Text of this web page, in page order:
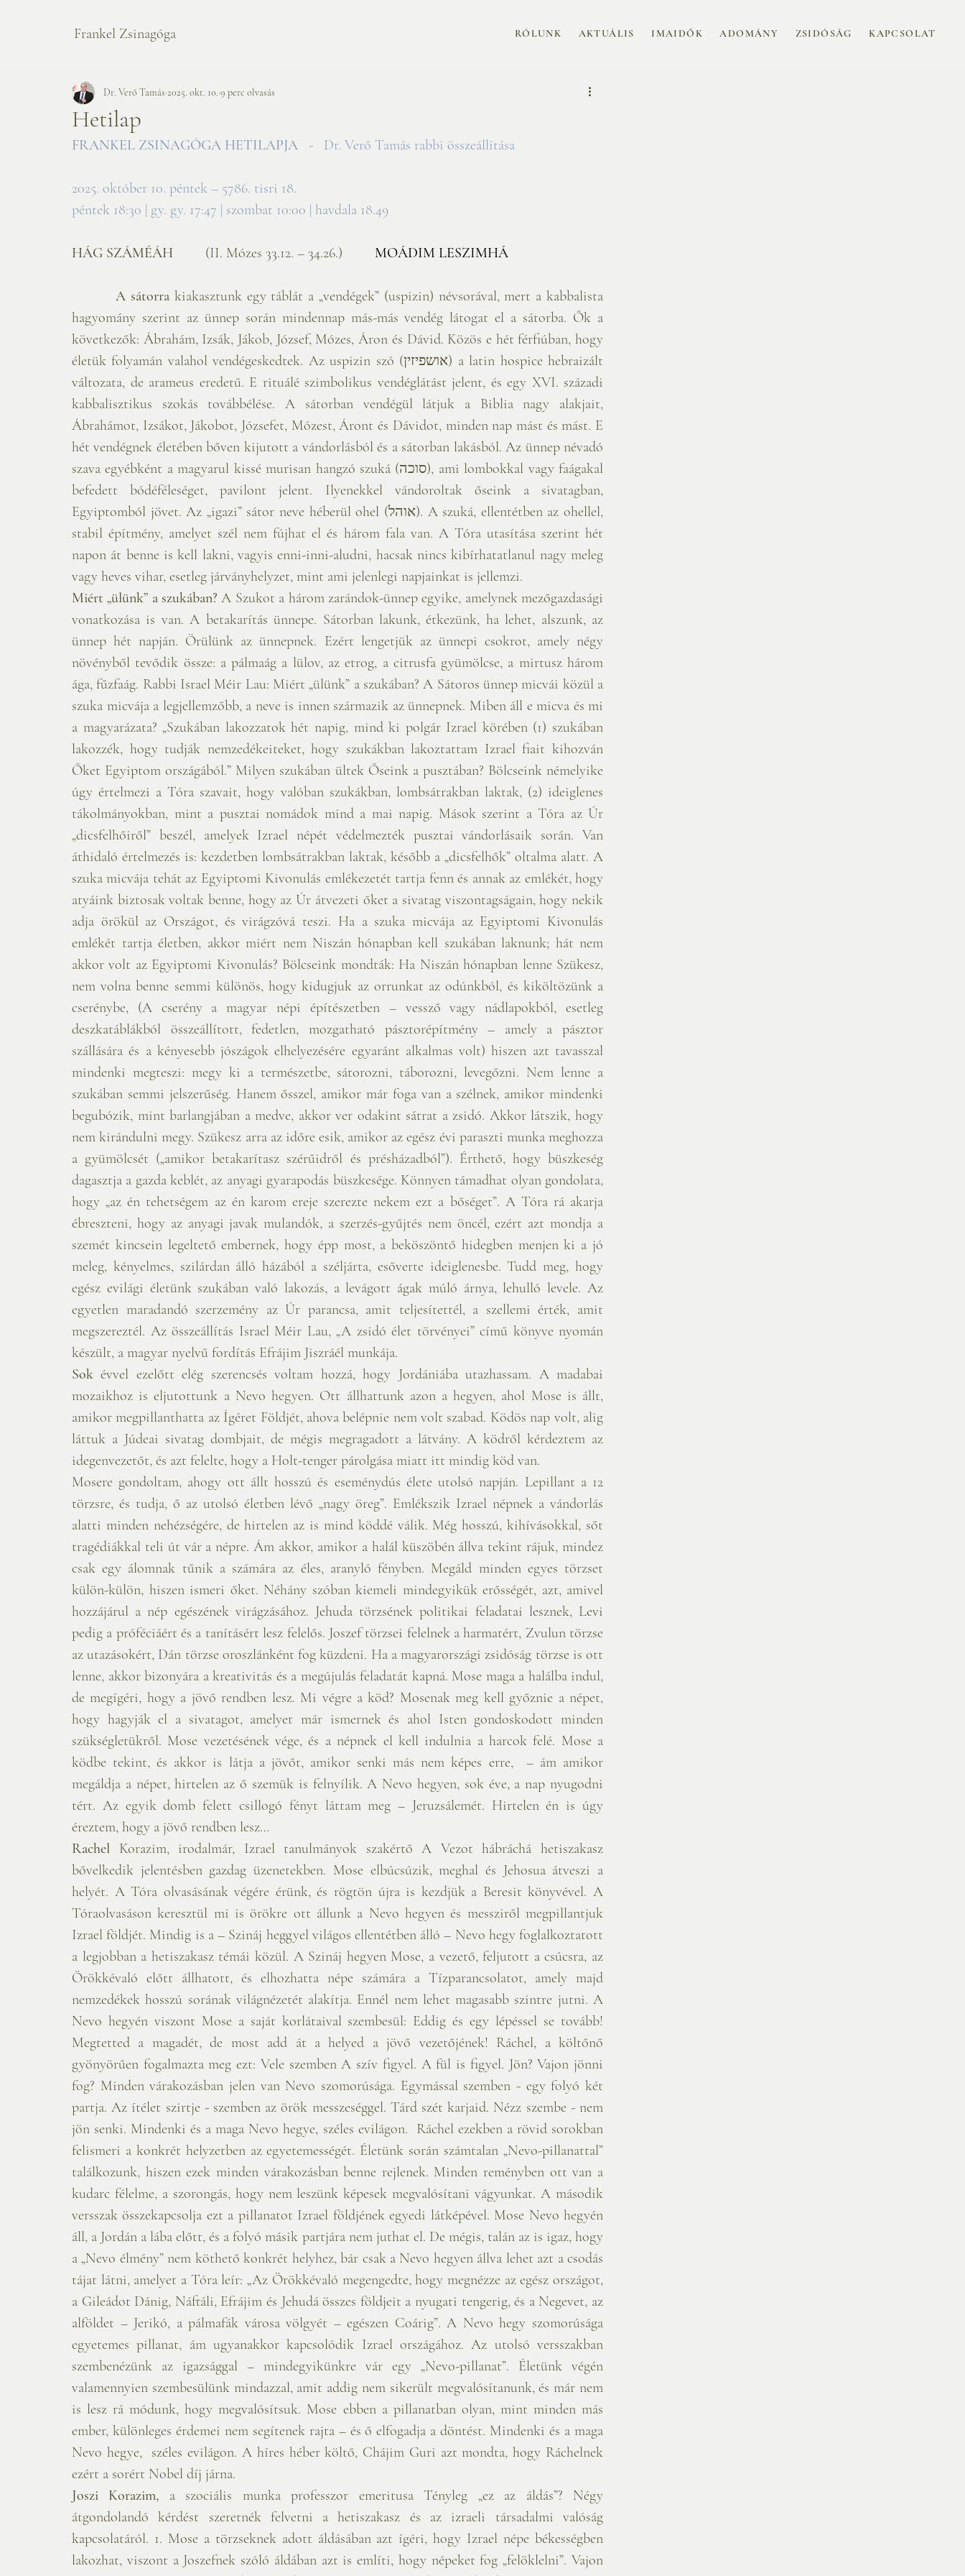
Frankel Zsinagóga RÓLUNK AKTUÁLIS IMAIDŐK ADOMÁNY ZSIDÓSÁG KAPCSOLAT
Hetilap
Dr. Verő Tamás 2025. okt. 10. 9 perc olvasás
FRANKEL ZSINAGÓGA HETILAPJA - Dr. Verő Tamás rabbi összeállítása
2025. október 10. péntek – 5786. tisri 18.
péntek 18:30 | gy. gy. 17:47 | szombat 10:00 | havdala 18.49
HÁG SZÁMÉÁH (II. Mózes 33.12. – 34.26.) MOÁDIM LESZIMHÁ
A sátorra kiakasztunk egy táblát a „vendégek” (uspizin) névsorával, mert a kabbalista
hagyomány szerint az ünnep során mindennap más-más vendég látogat el a sátorba. Ők a
következők: Ábrahám, Izsák, Jákob, József, Mózes, Áron és Dávid. Közös e hét férfiúban, hogy
életük folyamán valahol vendégeskedtek. Az uspizin szó (אושפיזין) a latin hospice hebraizált
változata, de arameus eredetű. E rituálé szimbolikus vendéglátást jelent, és egy XVI. századi
kabbalisztikus szokás továbbélése. A sátorban vendégül látjuk a Biblia nagy alakjait,
Ábrahámot, Izsákot, Jákobot, Józsefet, Mózest, Áront és Dávidot, minden nap mást és mást. E
hét vendégnek életében bőven kijutott a vándorlásból és a sátorban lakásból. Az ünnep névadó
szava egyébként a magyarul kissé murisan hangzó szuká (סוכה), ami lombokkal vagy faágakal
befedett bódéféleséget, pavilont jelent. Ilyenekkel vándoroltak őseink a sivatagban,
Egyiptomból jövet. Az „igazi” sátor neve héberül ohel (אוהל). A szuká, ellentétben az ohellel,
stabil építmény, amelyet szél nem fújhat el és három fala van. A Tóra utasítása szerint hét
napon át benne is kell lakni, vagyis enni-inni-aludni, hacsak nincs kibírhatatlanul nagy meleg
vagy heves vihar, esetleg járványhelyzet, mint ami jelenlegi napjainkat is jellemzi.
Miért „ülünk” a szukában? A Szukot a három zarándok-ünnep egyike, amelynek mezőgazdasági
vonatkozása is van. A betakarítás ünnepe. Sátorban lakunk, étkezünk, ha lehet, alszunk, az
ünnep hét napján. Örülünk az ünnepnek. Ezért lengetjük az ünnepi csokrot, amely négy
növényből tevődik össze: a pálmaág a lülov, az etrog, a citrusfa gyümölcse, a mirtusz három
ága, fűzfaág. Rabbi Israel Méir Lau: Miért „ülünk” a szukában? A Sátoros ünnep micvái közül a
szuka micvája a legjellemzőbb, a neve is innen származik az ünnepnek. Miben áll e micva és mi
a magyarázata? „Szukában lakozzatok hét napig, mind ki polgár Izrael körében (1) szukában
lakozzék, hogy tudják nemzedékeiteket, hogy szukákban lakoztattam Izrael fiait kihozván
Őket Egyiptom országából.” Milyen szukában ültek Őseink a pusztában? Bölcseink némelyike
úgy értelmezi a Tóra szavait, hogy valóban szukákban, lombsátrakban laktak, (2) ideiglenes
tákolmányokban, mint a pusztai nomádok mind a mai napig. Mások szerint a Tóra az Úr
„dicsfelhőiről” beszél, amelyek Izrael népét védelmezték pusztai vándorlásaik során. Van
áthidaló értelmezés is: kezdetben lombsátrakban laktak, később a „dicsfelhők” oltalma alatt. A
szuka micvája tehát az Egyiptomi Kivonulás emlékezetét tartja fenn és annak az emlékét, hogy
atyáink biztosak voltak benne, hogy az Úr átvezeti őket a sivatag viszontagságain, hogy nekik
adja örökül az Országot, és virágzóvá teszi. Ha a szuka micvája az Egyiptomi Kivonulás
emlékét tartja életben, akkor miért nem Niszán hónapban kell szukában laknunk; hát nem
akkor volt az Egyiptomi Kivonulás? Bölcseink mondták: Ha Niszán hónapban lenne Szükesz,
nem volna benne semmi különös, hogy kidugjuk az orrunkat az odúnkból, és kiköltözünk a
cserénybe, (A cserény a magyar népi építészetben – vessző vagy nádlapokból, esetleg
deszkatáblákból összeállított, fedetlen, mozgatható pásztorépítmény – amely a pásztor
szállására és a kényesebb jószágok elhelyezésére egyaránt alkalmas volt) hiszen azt tavasszal
mindenki megteszi: megy ki a természetbe, sátorozni, táborozni, levegőzni. Nem lenne a
szukában semmi jelszerűség. Hanem ősszel, amikor már foga van a szélnek, amikor mindenki
begubózik, mint barlangjában a medve, akkor ver odakint sátrat a zsidó. Akkor látszik, hogy
nem kirándulni megy. Szükesz arra az időre esik, amikor az egész évi paraszti munka meghozza
a gyümölcsét („amikor betakarítasz szérűidről és présházadból”). Érthető, hogy büszkeség
dagasztja a gazda keblét, az anyagi gyarapodás büszkesége. Könnyen támadhat olyan gondolata,
hogy „az én tehetségem az én karom ereje szerezte nekem ezt a bőséget”. A Tóra rá akarja
ébreszteni, hogy az anyagi javak mulandók, a szerzés-gyűjtés nem öncél, ezért azt mondja a
szemét kincsein legeltető embernek, hogy épp most, a beköszöntő hidegben menjen ki a jó
meleg, kényelmes, szilárdan álló házából a széljárta, esőverte ideiglenesbe. Tudd meg, hogy
egész evilági életünk szukában való lakozás, a levágott ágak múló árnya, lehulló levele. Az
egyetlen maradandó szerzemény az Úr parancsa, amit teljesítettél, a szellemi érték, amit
megszereztél. Az összeállítás Israel Méir Lau, „A zsidó élet törvényei” című könyve nyomán
készült, a magyar nyelvű fordítás Efrájim Jiszráél munkája.
Sok évvel ezelőtt elég szerencsés voltam hozzá, hogy Jordániába utazhassam. A madabai
mozaikhoz is eljutottunk a Nevo hegyen. Ott állhattunk azon a hegyen, ahol Mose is állt,
amikor megpillanthatta az Ígéret Földjét, ahova belépnie nem volt szabad. Ködös nap volt, alig
láttuk a Júdeai sivatag dombjait, de mégis megragadott a látvány. A ködről kérdeztem az
idegenvezetőt, és azt felelte, hogy a Holt-tenger párolgása miatt itt mindig köd van.
Mosere gondoltam, ahogy ott állt hosszú és eseménydús élete utolsó napján. Lepillant a 12
törzsre, és tudja, ő az utolsó életben lévő „nagy öreg”. Emlékszik Izrael népnek a vándorlás
alatti minden nehézségére, de hirtelen az is mind köddé válik. Még hosszú, kihívásokkal, sőt
tragédiákkal teli út vár a népre. Ám akkor, amikor a halál küszöbén állva tekint rájuk, mindez
csak egy álomnak tűnik a számára az éles, aranyló fényben. Megáld minden egyes törzset
külön-külön, hiszen ismeri őket. Néhány szóban kiemeli mindegyikük erősségét, azt, amivel
hozzájárul a nép egészének virágzásához. Jehuda törzsének politikai feladatai lesznek, Levi
pedig a próféciáért és a tanításért lesz felelős. Joszef törzsei felelnek a harmatért, Zvulun törzse
az utazásokért, Dán törzse oroszlánként fog küzdeni. Ha a magyarországi zsidóság törzse is ott
lenne, akkor bizonyára a kreativitás és a megújulás feladatát kapná. Mose maga a halálba indul,
de megígéri, hogy a jövő rendben lesz. Mi végre a köd? Mosenak meg kell győznie a népet,
hogy hagyják el a sivatagot, amelyet már ismernek és ahol Isten gondoskodott minden
szükségletükről. Mose vezetésének vége, és a népnek el kell indulnia a harcok felé. Mose a
ködbe tekint, és akkor is látja a jövőt, amikor senki más nem képes erre,  – ám amikor
megáldja a népet, hirtelen az ő szemük is felnyílik. A Nevo hegyen, sok éve, a nap nyugodni
tért. Az egyik domb felett csillogó fényt láttam meg – Jeruzsálemét. Hirtelen én is úgy
éreztem, hogy a jövő rendben lesz…
Rachel Korazim, irodalmár, Izrael tanulmányok szakértő A Vezot hábráchá hetiszakasz
bővelkedik jelentésben gazdag üzenetekben. Mose elbúcsúzik, meghal és Jehosua átveszi a
helyét. A Tóra olvasásának végére érünk, és rögtön újra is kezdjük a Beresit könyvével. A
Tóraolvasáson keresztül mi is örökre ott állunk a Nevo hegyen és messziről megpillantjuk
Izrael földjét. Mindig is a – Szináj heggyel világos ellentétben álló – Nevo hegy foglalkoztatott
a legjobban a hetiszakasz témái közül. A Szináj hegyen Mose, a vezető, feljutott a csúcsra, az
Örökkévaló előtt állhatott, és elhozhatta népe számára a Tízparancsolatot, amely majd
nemzedékek hosszú sorának világnézetét alakítja. Ennél nem lehet magasabb szintre jutni. A
Nevo hegyén viszont Mose a saját korlátaival szembesül: Eddig és egy lépéssel se tovább!
Megtetted a magadét, de most add át a helyed a jövő vezetőjének! Ráchel, a költőnő
gyönyörűen fogalmazta meg ezt: Vele szemben A szív figyel. A fül is figyel. Jön? Vajon jönni
fog? Minden várakozásban jelen van Nevo szomorúsága. Egymással szemben - egy folyó két
partja. Az ítélet szirtje - szemben az örök messzeséggel. Tárd szét karjaid. Nézz szembe - nem
jön senki. Mindenki és a maga Nevo hegye, széles evilágon.  Ráchel ezekben a rövid sorokban
felismeri a konkrét helyzetben az egyetemességét. Életünk során számtalan „Nevo-pillanattal”
találkozunk, hiszen ezek minden várakozásban benne rejlenek. Minden reményben ott van a
kudarc félelme, a szorongás, hogy nem leszünk képesek megvalósítani vágyunkat. A második
versszak összekapcsolja ezt a pillanatot Izrael földjének egyedi látképével. Mose Nevo hegyén
áll, a Jordán a lába előtt, és a folyó másik partjára nem juthat el. De mégis, talán az is igaz, hogy
a „Nevo élmény” nem köthető konkrét helyhez, bár csak a Nevo hegyen állva lehet azt a csodás
tájat látni, amelyet a Tóra leír: „Az Örökkévaló megengedte, hogy megnézze az egész országot,
a Gileádot Dánig, Náftáli, Efrájim és Jehudá összes földjeit a nyugati tengerig, és a Negevet, az
alföldet – Jerikó, a pálmafák városa völgyét – egészen Coárig”. A Nevo hegy szomorúsága
egyetemes pillanat, ám ugyanakkor kapcsolódik Izrael országához. Az utolsó versszakban
szembenézünk az igazsággal – mindegyikünkre vár egy „Nevo-pillanat”. Életünk végén
valamennyien szembesülünk mindazzal, amit addig nem sikerült megvalósítanunk, és már nem
is lesz rá módunk, hogy megvalósítsuk. Mose ebben a pillanatban olyan, mint minden más
ember, különleges érdemei nem segítenek rajta – és ő elfogadja a döntést. Mindenki és a maga
Nevo hegye,  széles evilágon. A híres héber költő, Chájim Guri azt mondta, hogy Ráchelnek
ezért a sorért Nobel díj járna.
Joszi Korazim, a szociális munka professzor emeritusa Tényleg „ez az áldás”? Négy
átgondolandó kérdést szeretnék felvetni a hetiszakasz és az izraeli társadalmi valóság
kapcsolatáról. 1. Mose a törzseknek adott áldásában azt ígéri, hogy Izrael népe békességben
lakozhat, viszont a Joszefnek szóló áldában azt is említi, hogy népeket fog „felöklelni”. Vajon